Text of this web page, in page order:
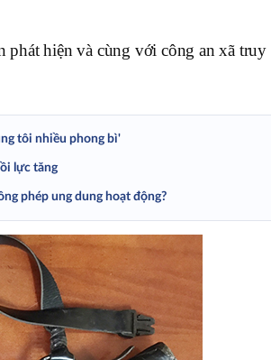
phát hiện và cùng với công an xã truy
tôi nhiều phong bì'
lực tăng
phép ung dung hoạt động?